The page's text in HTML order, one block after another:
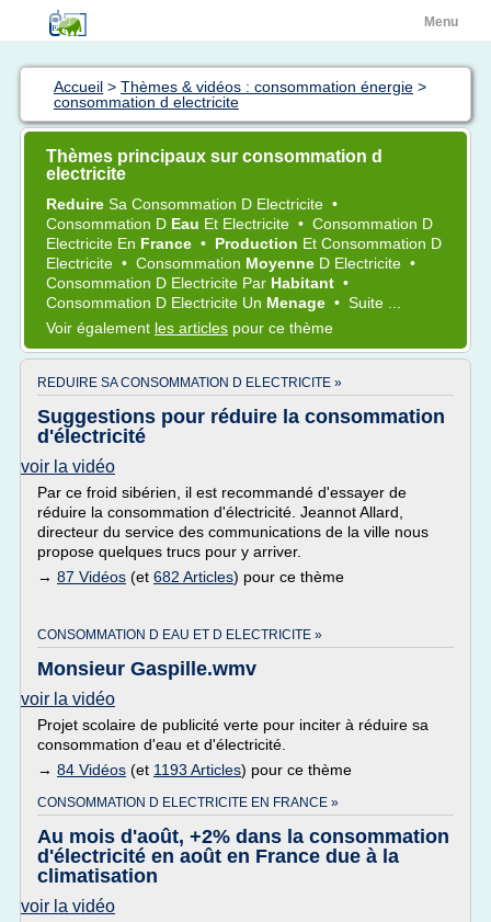
Menu
Accueil > Thèmes & vidéos : consommation énergie >
consommation d electricite
Thèmes principaux sur consommation d
electricite
Reduire Sa Consommation D Electricite •
Consommation D Eau Et Electricite • Consommation D
Electricite En France • Production Et Consommation D
Electricite • Consommation Moyenne D Electricite •
Consommation D Electricite Par Habitant •
Consommation D Electricite Un Menage • Suite ...
Voir également les articles pour ce thème
REDUIRE SA CONSOMMATION D ELECTRICITE »
Suggestions pour réduire la consommation
d'électricité
voir la vidéo
Par ce froid sibérien, il est recommandé d'essayer de
réduire la consommation d'électricité. Jeannot Allard,
directeur du service des communications de la ville nous
propose quelques trucs pour y arriver.
→ 87 Vidéos (et 682 Articles) pour ce thème
CONSOMMATION D EAU ET D ELECTRICITE »
Monsieur Gaspille.wmv
voir la vidéo
Projet scolaire de publicité verte pour inciter à réduire sa
consommation d'eau et d'électricité.
→ 84 Vidéos (et 1193 Articles) pour ce thème
CONSOMMATION D ELECTRICITE EN FRANCE »
Au mois d'août, +2% dans la consommation
d'électricité en août en France due à la
climatisation
voir la vidéo